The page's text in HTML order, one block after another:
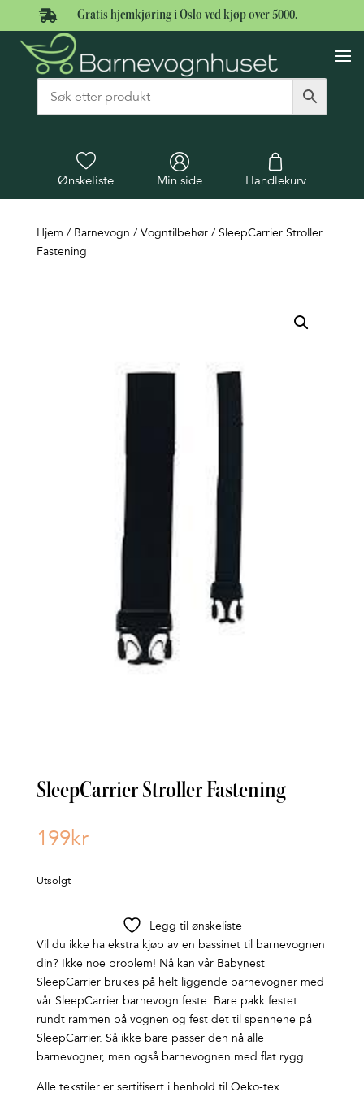
 Gratis hjemkjøring i Oslo ved kjøp over 5000,-
Ønskeliste Min side Handlekurv
Hjem / Barnevogn / Vogntilbehør/ SleepCarrier Stroller
Fastening
SleepCarrier Stroller Fastening
199kr
Utsolgt
Legg til ønskeliste
Vil du ikke ha ekstra kjøp av en bassinet til barnevognen
din? Ikke noe problem! Nå kan vår Babynest
SleepCarrier brukes på helt liggende barnevogner med
vår SleepCarrier barnevogn feste. Bare pakk festet
rundt rammen på vognen og fest det til spennene på
SleepCarrier. Så ikke bare passer den nå alle
barnevogner, men også barnevognen med flat rygg.
Alle tekstiler er sertifisert i henhold til Oeko-tex